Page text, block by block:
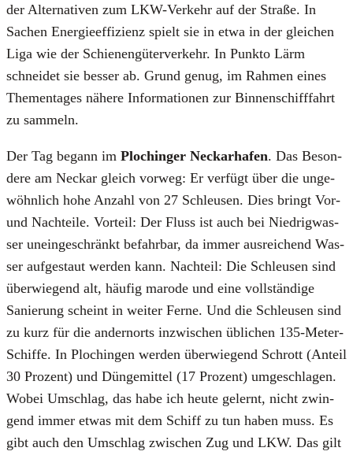
der Alter­na­ti­ven zum LKW-Ver­kehr auf der Stra­ße. In
Sachen Ener­gie­ef­fi­zi­enz spielt sie in etwa in der glei­chen
Liga wie der Schie­nen­gü­ter­ver­kehr. In Punk­to Lärm
schnei­det sie bes­ser ab. Grund genug, im Rah­men eines
The­men­ta­ges nähe­re Infor­ma­tio­nen zur Bin­nen­schiff­fahrt
zu sam­meln.
Der Tag begann im Plochin­ger Neckar­ha­fen. Das Beson­
de­re am Neckar gleich vor­weg: Er ver­fügt über die unge­
wöhn­lich hohe Anzahl von 27 Schleu­sen. Dies bringt Vor-
und Nach­tei­le. Vor­teil: Der Fluss ist auch bei Nied­rig­was­
ser unein­ge­schränkt befahr­bar, da immer aus­rei­chend Was­
ser auf­ge­staut wer­den kann. Nach­teil: Die Schleu­sen sind
über­wie­gend alt, häu­fig maro­de und eine voll­stän­di­ge
Sanie­rung scheint in wei­ter Fer­ne. Und die Schleu­sen sind
zu kurz für die andern­orts inzwi­schen übli­chen 135-Meter-
Schif­fe. In Plochin­gen wer­den über­wie­gend Schrott (Anteil
30 Pro­zent) und Dün­ge­mit­tel (17 Pro­zent) umge­schla­gen.
Wobei Umschlag, das habe ich heu­te gelernt, nicht zwin­
gend immer etwas mit dem Schiff zu tun haben muss. Es
gibt auch den Umschlag zwi­schen Zug und LKW. Das gilt